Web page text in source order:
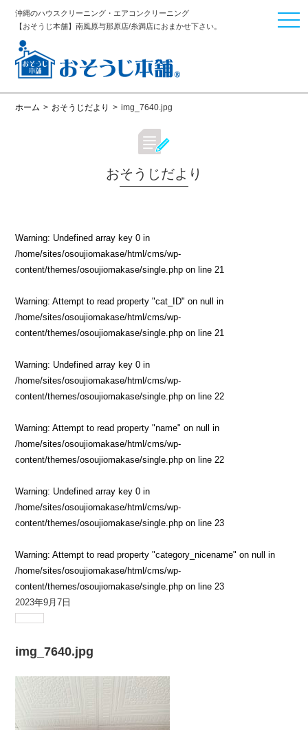
沖縄のハウスクリーニング・エアコンクリーニング
【おそうじ本舗】南風原与那原店/糸満店におまかせ下さい。
ホーム > おそうじだより > img_7640.jpg
おそうじだより
Warning: Undefined array key 0 in
/home/sites/osoujiomakase/html/cms/wp-
content/themes/osoujiomakase/single.php on line 21
Warning: Attempt to read property "cat_ID" on null in
/home/sites/osoujiomakase/html/cms/wp-
content/themes/osoujiomakase/single.php on line 21
Warning: Undefined array key 0 in
/home/sites/osoujiomakase/html/cms/wp-
content/themes/osoujiomakase/single.php on line 22
Warning: Attempt to read property "name" on null in
/home/sites/osoujiomakase/html/cms/wp-
content/themes/osoujiomakase/single.php on line 22
Warning: Undefined array key 0 in
/home/sites/osoujiomakase/html/cms/wp-
content/themes/osoujiomakase/single.php on line 23
Warning: Attempt to read property "category_nicename" on null in
/home/sites/osoujiomakase/html/cms/wp-
content/themes/osoujiomakase/single.php on line 23
2023年9月7日
img_7640.jpg